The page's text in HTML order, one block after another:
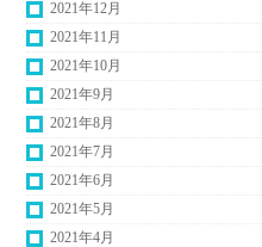
2021年12月
2021年11月
2021年10月
2021年9月
2021年8月
2021年7月
2021年6月
2021年5月
2021年4月